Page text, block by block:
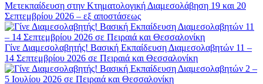
Μετεκπαίδευση στην Κτηματολογική Διαμεσολάβηση 19 και 20
Σεπτεμβρίου 2026 – εξ αποστάσεως
Γίνε Διαμεσολαβητής! Βασική Εκπαίδευση Διαμεσολαβητών 11 –
14 Σεπτεμβρίου 2026 σε Πειραιά και Θεσσαλονίκη